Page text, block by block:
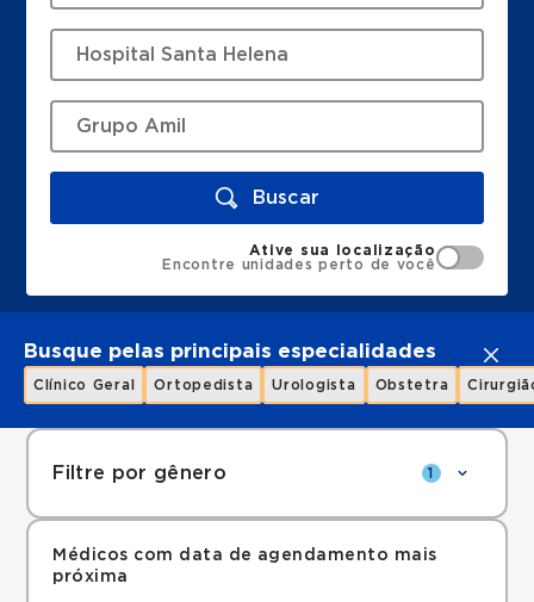
Buscar
Ative sua localização
Encontre unidades perto de você
Busque pelas principais especialidades
Clínico Geral Ortopedista Urologista Obstetra
Filtre por gênero 1
Médicos com data de agendamento mais
próxima